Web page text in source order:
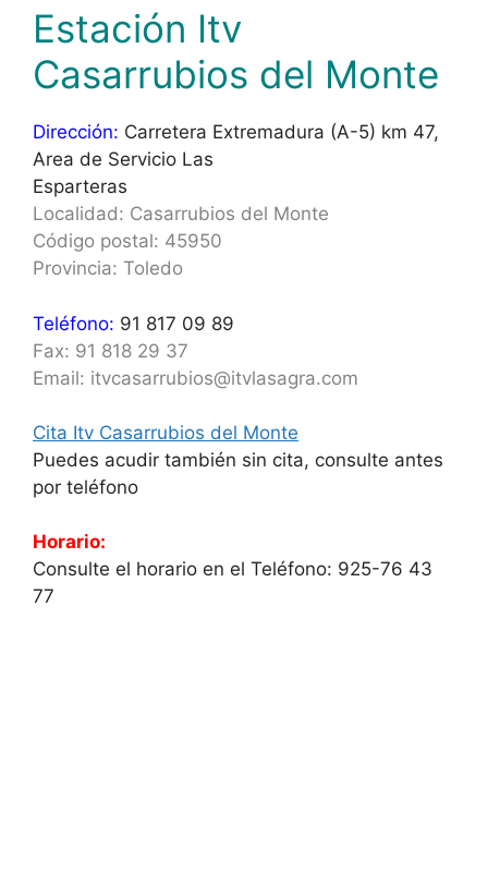
Estación Itv
Casarrubios del Monte
Dirección: Carretera Extremadura (A-5) km 47,
Area de Servicio Las
Esparteras
Localidad: Casarrubios del Monte
Código postal: 45950
Provincia: Toledo
Teléfono: 91 817 09 89
Fax: 91 818 29 37
Email: itvcasarrubios@itvlasagra.com
Cita Itv Casarrubios del Monte
Puedes acudir también sin cita, consulte antes
por teléfono
Horario:
Consulte el horario en el Teléfono: 925-76 43
77